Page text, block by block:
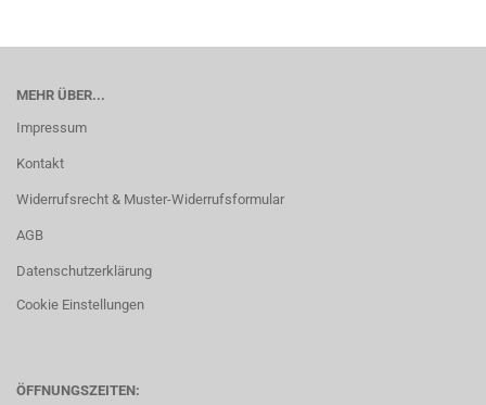
MEHR ÜBER...
Impressum
Kontakt
Widerrufsrecht & Muster-Widerrufsformular
AGB
Datenschutzerklärung
Cookie Einstellungen
ÖFFNUNGSZEITEN: